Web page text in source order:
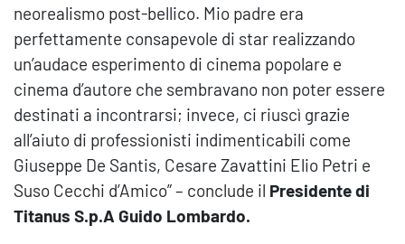
neorealismo post-bellico. Mio padre era
perfettamente consapevole di star realizzando
un’audace esperimento di cinema popolare e
cinema d’autore che sembravano non poter essere
destinati a incontrarsi; invece, ci riuscì grazie
all’aiuto di professionisti indimenticabili come
Giuseppe De Santis, Cesare Zavattini Elio Petri e
Suso Cecchi d’Amico” – conclude il Presidente di
Titanus S.p.A Guido Lombardo.